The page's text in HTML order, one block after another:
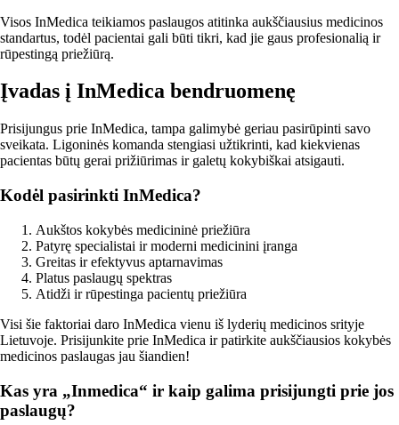
Visos InMedica teikiamos paslaugos atitinka aukščiausius medicinos
standartus, todėl pacientai gali būti tikri, kad jie gaus profesionalią ir
rūpestingą priežiūrą.
Įvadas į InMedica bendruomenę
Prisijungus prie InMedica, tampa galimybė geriau pasirūpinti savo
sveikata. Ligoninės komanda stengiasi užtikrinti, kad kiekvienas
pacientas būtų gerai prižiūrimas ir galetų kokybiškai atsigauti.
Kodėl pasirinkti InMedica?
Aukštos kokybės medicininė priežiūra
Patyrę specialistai ir moderni medicinini įranga
Greitas ir efektyvus aptarnavimas
Platus paslaugų spektras
Atidži ir rūpestinga pacientų priežiūra
Visi šie faktoriai daro InMedica vienu iš lyderių medicinos srityje
Lietuvoje. Prisijunkite prie InMedica ir patirkite aukščiausios kokybės
medicinos paslaugas jau šiandien!
Kas yra „Inmedica“ ir kaip galima prisijungti prie jos
paslaugų?